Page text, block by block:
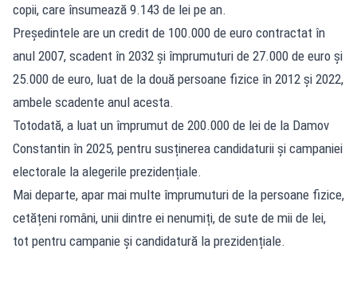
copii, care însumează 9.143 de lei pe an.
Președintele are un credit de 100.000 de euro contractat în
anul 2007, scadent în 2032 și împrumuturi de 27.000 de euro și
25.000 de euro, luat de la două persoane fizice în 2012 și 2022,
ambele scadente anul acesta.
Totodată, a luat un împrumut de 200.000 de lei de la Damov
Constantin în 2025, pentru susținerea candidaturii și campaniei
electorale la alegerile prezidențiale.
Mai departe, apar mai multe împrumuturi de la persoane fizice,
cetățeni români, unii dintre ei nenumiți, de sute de mii de lei,
tot pentru campanie și candidatură la prezidențiale.